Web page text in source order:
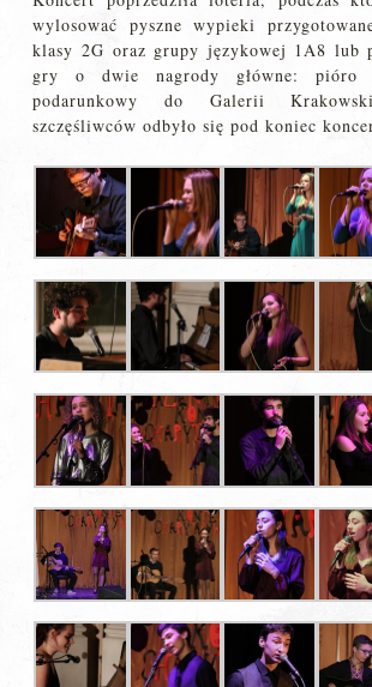
wylosować pyszne wypieki
klasy 2G oraz grupy językowej 1A8 lub
gry o dwie nagrody główne: pióro
podarunkowy do Galerii
szczęśliwców odbyło się pod koniec